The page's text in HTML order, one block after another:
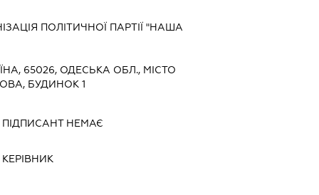
ПОЛІТИЧНОЇ ПАРТІЇ "НАША
65026, ОДЕСЬКА ОБЛ., МІСТО
БУДИНОК 1
ПІДПИСАНТНЕМАЄ
КЕРІВНИК